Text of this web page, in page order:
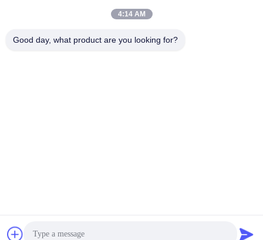
Shenzhen Tunsing Plastic Products Co., Ltd.
4:14 AM
Good day, what product are you looking for?